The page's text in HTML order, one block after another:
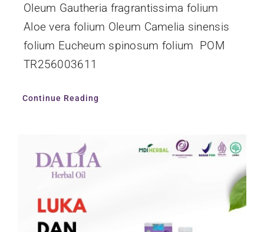
Oleum Gautheria fragrantissima folium
Aloe vera folium Oleum Camelia sinensis
folium Eucheum spinosum folium POM
TR256003611
Continue Reading